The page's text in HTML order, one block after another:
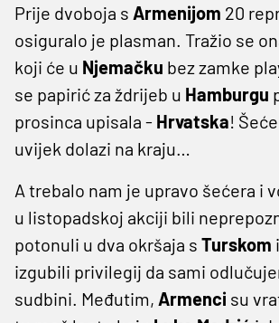
Prije dvoboja s Armenijom 20
osiguralo je plasman. Tražio se
koji će u Njemačku bez zamke
se papirić za ždrijeb u Hamburgu
prosinca upisala - Hrvatska!
uvijek dolazi na kraju…
A trebalo nam je upravo šećera i
u listopadskoj akciji bili
potonuli u dva okršaja s Turskom i
izgubili privilegij da sami
sudbini. Međutim, Armenci su